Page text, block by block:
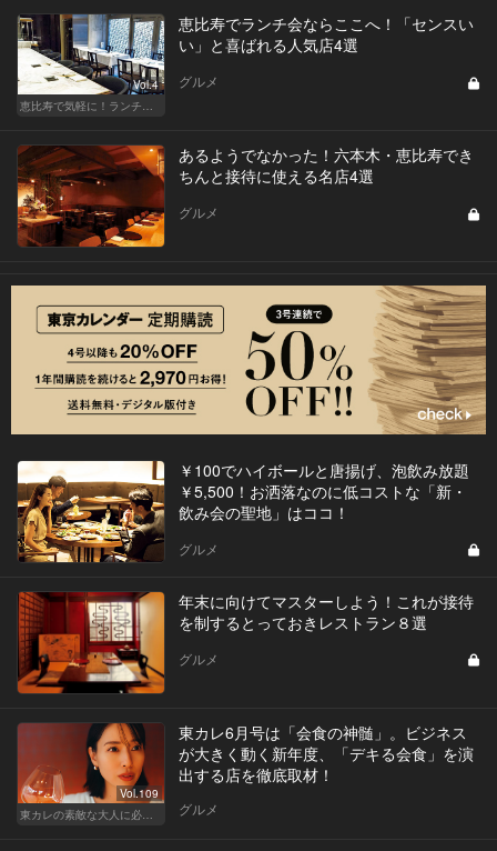
Vol.4
恵比寿で気軽に！ランチデート
恵比寿でランチ会ならここへ！「センスい
い」と喜ばれる人気店4選
グルメ
あるようでなかった！六本木・恵比寿でき
ちんと接待に使える名店4選
グルメ
￥100でハイボールと唐揚げ、泡飲み放題
￥5,500！お洒落なのに低コストな「新・
飲み会の聖地」はココ！
グルメ
年末に向けてマスターしよう！これが接待
を制するとっておきレストラン８選
グルメ
Vol.109
東カレの素敵な大人に必要なこと
東カレ6月号は「会食の神髄」。ビジネス
が大きく動く新年度、「デキる会食」を演
出する店を徹底取材！
グルメ